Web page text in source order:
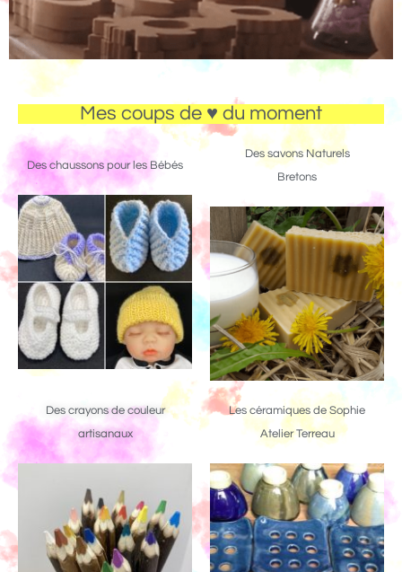
Mes coups de ♥ du moment
Des chaussons pour les Bébés
Des savons Naturels
Bretons
Des crayons de couleur
artisanaux
Les céramiques de Sophie
Atelier Terreau